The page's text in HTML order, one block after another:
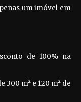
um imóvel em
de 100% na
300 m² e 120 m² de